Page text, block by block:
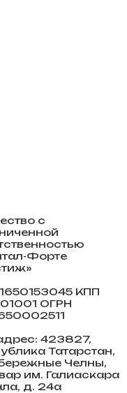
с
Форте
КПП
ОГРН
423827,
Татарстан,
Челны,
им. Галиаскара
д. 24а